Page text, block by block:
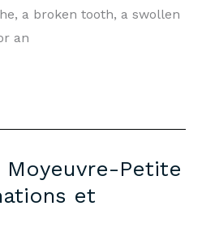
a broken tooth, a swollen
an
Petite
et